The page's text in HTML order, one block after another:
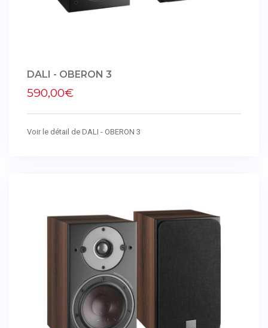
DALI - OBERON 3
590,00€
Voir le détail de DALI - OBERON 3